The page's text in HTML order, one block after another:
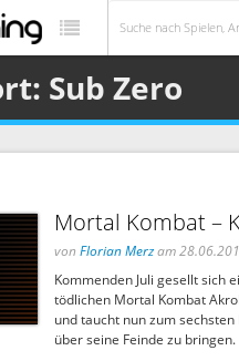
Sub Zero
Mortal Kombat –
von Florian Merzam
Kommenden Juli gesellt sich
tödlichen Mortal Kombat
und taucht nun zum
über seine Feinde zu bringen.